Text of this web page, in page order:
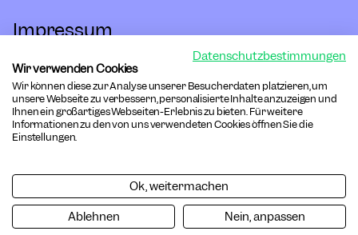
Impressum
Hausordnung
Barrierefreiheit
Datenschutz
Cookies
AGB Online-Shop
Datenschutzbestimmungen
Wir verwenden Cookies
Wir können diese zur Analyse unserer Besucherdaten platzieren, um
unsere Webseite zu verbessern, personalisierte Inhalte anzuzeigen und
Ihnen ein großartiges Webseiten-Erlebnis zu bieten. Für weitere
Informationen zu den von uns verwendeten Cookies öffnen Sie die
Einstellungen.
Ok, weitermachen
Ablehnen
Nein, anpassen